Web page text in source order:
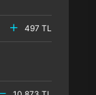
497 TL